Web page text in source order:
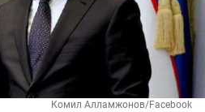
Комил Алламжонов/Facebook